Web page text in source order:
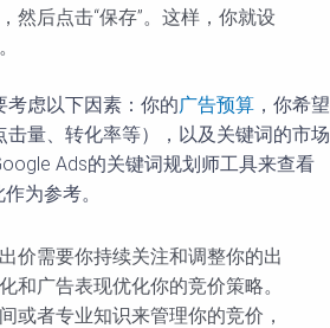
然后点击“保存”。这样，你就设
考虑以下因素：你的广告预算 ，你希望
量、转化率等），以及关键词的市场
Ads的关键词规划师工具来查看
为参考。
价需要你持续关注和调整你的出
和广告表现优化你的竞价策略。
或者专业知识来管理你的竞价，